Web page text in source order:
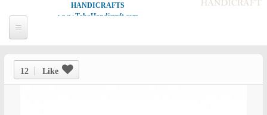
HANDICRAFTS
www.TahaHandicraft.com
12 Like